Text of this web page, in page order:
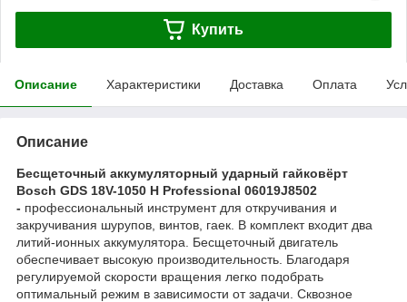
Купить
Описание Характеристики Доставка Оплата
Описание
Бесщеточный аккумуляторный ударный гайковёрт
Bosch GDS 18V-1050 H Professional 06019J8502
- профессиональный инструмент для откручивания и
закручивания шурупов, винтов, гаек. В комплект входит два
литий-ионных аккумулятора. Бесщеточный двигатель
обеспечивает высокую производительность. Благодаря
регулируемой скорости вращения легко подобрать
оптимальный режим в зависимости от задачи. Сквозное